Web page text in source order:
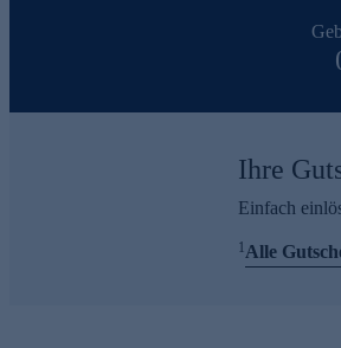
Ihre
Einfach
1Alle